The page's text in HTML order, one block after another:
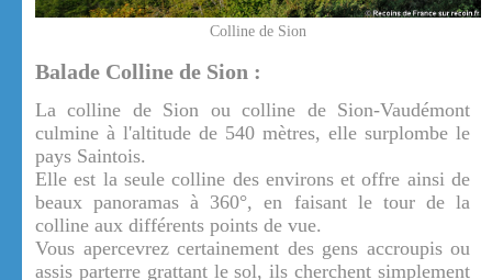
Colline de Sion
Balade Colline de Sion :
La colline de Sion ou colline de Sion-Vaudémont
culmine à l'altitude de 540 mètres, elle surplombe le
pays Saintois.
Elle est la seule colline des environs et offre ainsi de
beaux panoramas à 360°, en faisant le tour de la
colline aux différents points de vue.
Vous apercevrez certainement des gens accroupis ou
assis parterre grattant le sol, ils cherchent simplement